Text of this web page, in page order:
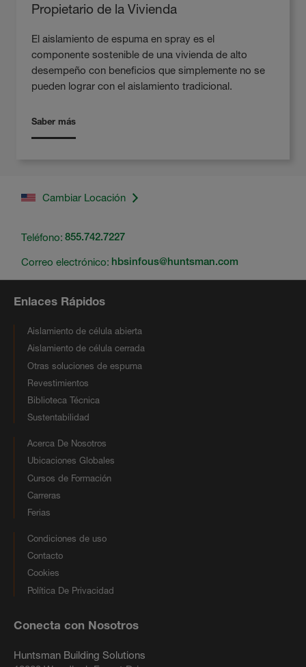
Propietario de la Vivienda
El aislamiento de espuma en spray es el
componente sostenible de una vivienda de alto
desempeño con beneficios que simplemente no se
pueden lograr con el aislamiento tradicional.
Saber más
Cambiar Locación
Teléfono: 855.742.7227
Correo electrónico: hbsinfous@huntsman.com
Enlaces Rápidos
Aislamiento de célula abierta
Aislamiento de célula cerrada
Otras soluciones de espuma
Revestimientos
Biblioteca Técnica
Sustentabilidad
Acerca De Nosotros
Ubicaciones Globales
Cursos de Formación
Carreras
Ferias
Condiciones de uso
Contacto
Cookies
Política De Privacidad
Conecta con Nosotros
Huntsman Building Solutions